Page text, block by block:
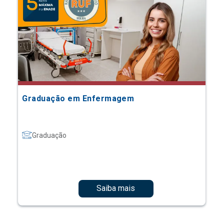
Graduação em Enfermagem
Graduação
Saiba mais